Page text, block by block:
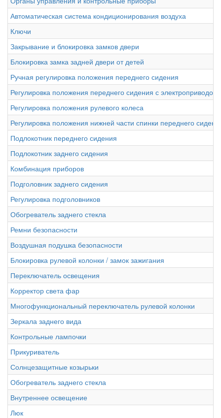
Автоматическая система кондиционирования воздуха
Ключи
Закрывание и блокировка замков двери
Блокировка замка задней двери от детей
Ручная регулировка положения переднего сидения
Регулировка положения переднего сидения с электроприводом
Регулировка положения рулевого колеса
Регулировка положения нижней части спинки переднего
Подлокотник переднего сидения
Подлокотник заднего сидения
Комбинация приборов
Подголовник заднего сидения
Регулировка подголовников
Обогреватель заднего стекла
Ремни безопасности
Воздушная подушка безопасности
Блокировка рулевой колонки / замок зажигания
Переключатель освещения
Корректор света фар
Многофункциональный переключатель рулевой колонки
Зеркала заднего вида
Контрольные лампочки
Прикуриватель
Солнцезащитные козырьки
Обогреватель заднего стекла
Внутреннее освещение
Люк